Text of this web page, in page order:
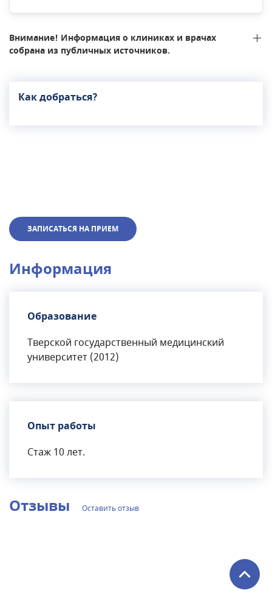
Внимание! Информация о клиниках и врачах
собрана из публичных источников.
Как добраться?
ЗАПИСАТЬСЯ НА ПРИЕМ
Информация
Образование
Тверской государственный медицинский
университет (2012)
Опыт работы
Стаж 10 лет.
Отзывы Оставить отзыв